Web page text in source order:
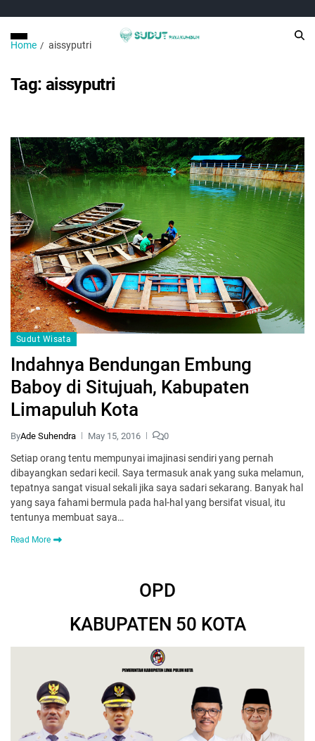
Home aissyputri
Tag: aissyputri
Sudut Wisata
Indahnya Bendungan Embung
Baboy di Situjuah, Kabupaten
Limapuluh Kota
ByAde Suhendra May 15, 2016 0
Setiap orang tentu mempunyai imajinasi sendiri yang pernah
dibayangkan sedari kecil. Saya termasuk anak yang suka melamun,
tepatnya sangat visual sekali jika saya sadari sekarang. Banyak hal
yang saya fahami bermula pada hal-hal yang bersifat visual, itu
tentunya membuat saya…
Read More
OPD
KABUPATEN 50 KOTA